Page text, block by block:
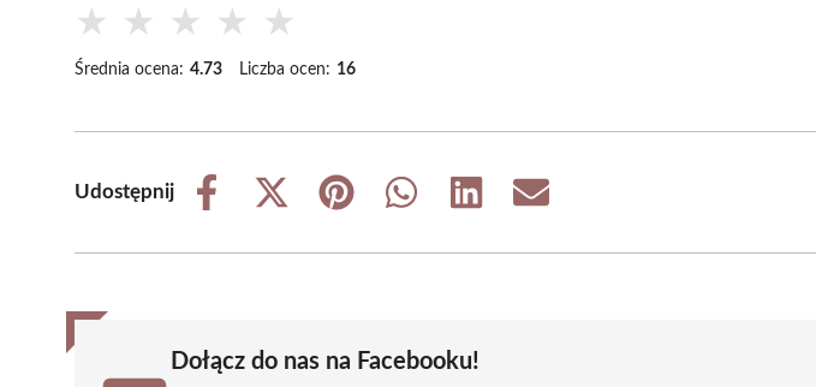
★ ★ ★ ★ ★
Średnia ocena: 4.73 Liczba ocen: 16
Udostępnij
Share
Share
(Twitter)
Share
Share
Share
Share
Dołącz do nas na Facebooku!